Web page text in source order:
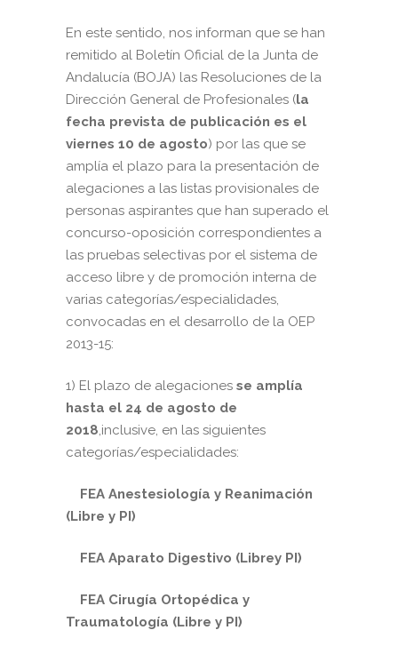
En este sentido, nos informan que se han
remitido al Boletín Oficial de la Junta de
Andalucía (BOJA) las Resoluciones de la
Dirección General de Profesionales (la
fecha prevista de publicación es el
viernes 10 de agosto) por las que se
amplía el plazo para la presentación de
alegaciones a las listas provisionales de
personas aspirantes que han superado el
concurso-oposición correspondientes a
las pruebas selectivas por el sistema de
acceso libre y de promoción interna de
varias categorías/especialidades,
convocadas en el desarrollo de la OEP
2013-15:
1) El plazo de alegaciones se amplía
hasta el 24 de agosto de
2018,inclusive, en las siguientes
categorías/especialidades:
FEA Anestesiología y Reanimación
(Libre y PI)
FEA Aparato Digestivo (Librey PI)
FEA Cirugía Ortopédica y
Traumatología (Libre y PI)